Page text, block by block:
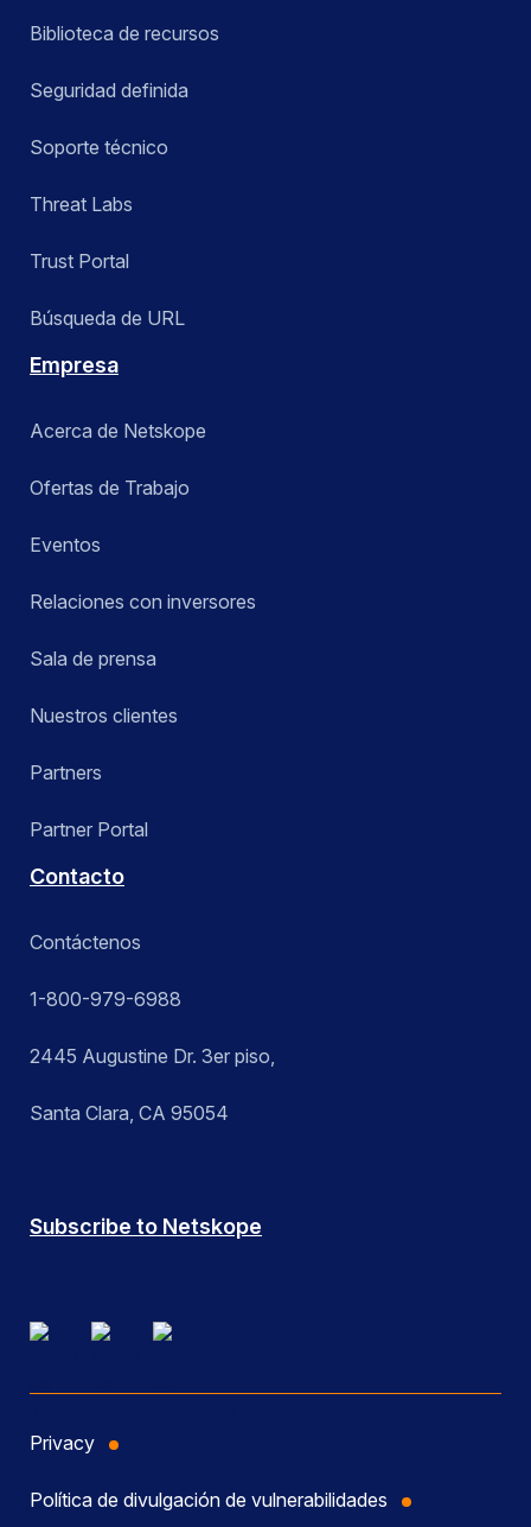
Biblioteca de recursos
Seguridad definida
Soporte técnico
Threat Labs
Trust Portal
Búsqueda de URL
Empresa
Acerca de Netskope
Ofertas de Trabajo
Eventos
Relaciones con inversores
Sala de prensa
Nuestros clientes
Partners
Partner Portal
Contacto
Contáctenos
1-800-979-6988
2445 Augustine Dr. 3er piso,
Santa Clara, CA 95054
Subscribe to Netskope
Privacy
Política de divulgación de vulnerabilidades